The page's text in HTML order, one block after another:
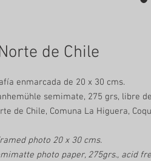
de Chile
enmarcada de 20 x 30 cms.
semimate, 275 grs, libre
de Chile, Comuna La Higuera,
photo 20 x 30 cms.
photo paper, 275grs., acid